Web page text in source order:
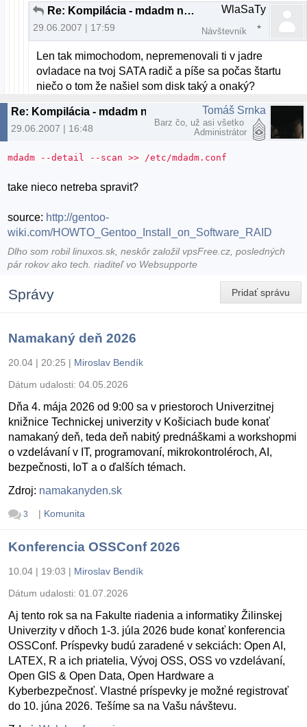
Re: Kompilácia - mdadm nevie nájsť disky
29.06.2007 | 17:59
WlaSaTy
Návštevník
Len tak mimochodom, nepremenovali ti v jadre
ovladace na tvoj SATA radič a píše sa počas štartu
niečo o tom že našiel som disk taký a onaký?
29.06.2007 | 16:48
Tomáš Srnka
Barz čo, už asi všetko
Administrátor
mdadm --detail --scan >> /etc/mdadm.conf
take nieco netreba spravit?
source: http://gentoo-
wiki.com/HOWTO_Gentoo_Install_on_Software_RAID
Dlho som robil linuxos.sk, neskôr založil vpsFree.cz, posledných
pár rokov ako tech. riaditeľ vo Websupporte
Pridať správu
Správy
Namakaný deň 2026
20.04 | 20:25 | Miroslav Bendík
Dátum udalosti: 04.05.2026
Dňa 4. mája 2026 od 9:00 sa v priestoroch Univerzitnej
knižnice Technickej univerzity v Košiciach bude konať
namakaný deň, teda deň nabitý prednáškami a workshopmi
o vzdelávaní v IT, programovaní, mikrokontroléroch, AI,
bezpečnosti, IoT a o ďalších témach.
Zdroj: namakanyden.sk
3 | Komunita
Konferencia OSSConf 2026
10.04 | 19:03 | Miroslav Bendík
Dátum udalosti: 01.07.2026
Aj tento rok sa na Fakulte riadenia a informatiky Žilinskej
Univerzity v dňoch 1-3. júla 2026 bude konať konferencia
OSSConf. Príspevky budú zaradené v sekciách: Open AI,
LATEX, R a ich priatelia, Vývoj OSS, OSS vo vzdelávaní,
Open GIS & Open Data, Open Hardware a
Kyberbezpečnosť. Vlastné príspevky je možné registrovať
do 10. júna 2026. Tešíme sa na Vašu návštevu.